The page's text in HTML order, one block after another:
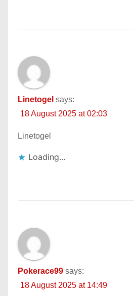
Linetogel says:
18 August 2025 at 02:03
Linetogel
Loading...
Pokerace99 says:
18 August 2025 at 14:49